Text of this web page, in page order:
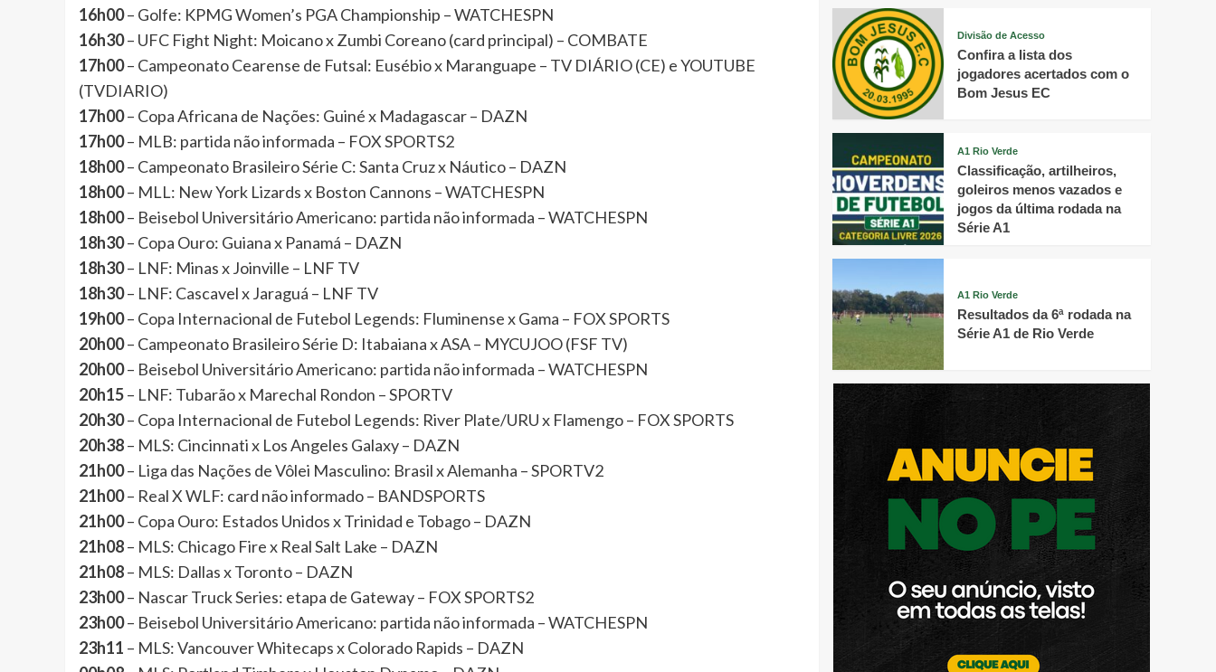
16h00– Golfe: KPMG Women’s PGA Championship – WATCHESPN
16h30– UFC Fight Night: Moicano x Zumbi Coreano (card principal) – COMBATE
17h00– Campeonato Cearense de Futsal: Eusébio x Maranguape – TV DIÁRIO (CE) e YOUTUBE
(TVDIARIO)
17h00– Copa Africana de Nações: Guiné x Madagascar – DAZN
17h00– MLB: partida não informada – FOX SPORTS2
18h00– Campeonato Brasileiro Série C: Santa Cruz x Náutico – DAZN
18h00– MLL: New York Lizards x Boston Cannons – WATCHESPN
18h00– Beisebol Universitário Americano: partida não informada – WATCHESPN
18h30– Copa Ouro: Guiana x Panamá – DAZN
18h30– LNF: Minas x Joinville – LNF TV
18h30– LNF: Cascavel x Jaraguá – LNF TV
19h00– Copa Internacional de Futebol Legends: Fluminense x Gama – FOX SPORTS
20h00– Campeonato Brasileiro Série D: Itabaiana x ASA – MYCUJOO (FSF TV)
20h00– Beisebol Universitário Americano: partida não informada – WATCHESPN
20h15– LNF: Tubarão x Marechal Rondon – SPORTV
20h30– Copa Internacional de Futebol Legends: River Plate/URU x Flamengo – FOX SPORTS
20h38– MLS: Cincinnati x Los Angeles Galaxy – DAZN
21h00– Liga das Nações de Vôlei Masculino: Brasil x Alemanha – SPORTV2
21h00– Real X WLF: card não informado – BANDSPORTS
21h00– Copa Ouro: Estados Unidos x Trinidad e Tobago – DAZN
21h08– MLS: Chicago Fire x Real Salt Lake – DAZN
21h08– MLS: Dallas x Toronto – DAZN
23h00– Nascar Truck Series: etapa de Gateway – FOX SPORTS2
23h00– Beisebol Universitário Americano: partida não informada – WATCHESPN
23h11 – MLS: Vancouver Whitecaps x Colorado Rapids – DAZN
Divisão de Acesso
Confira a lista dos
jogadores acertados com o
Bom Jesus EC
A1 Rio Verde
Classificação, artilheiros,
goleiros menos vazados e
jogos da última rodada na
Série A1
A1 Rio Verde
Resultados da 6ª rodada na
Série A1 de Rio Verde